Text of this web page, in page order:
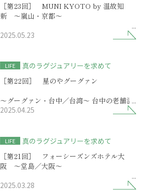
［第23回］ MUNI KYOTO by 温故知
新 ～嵐山・京都～
京都の名所嵐山にひっそりと佇む
2025.05.23
LIFE
真のラグジュアリーを求めて
［第22回］ 星のやグーグァン
～グーグァン・台中／台湾～ 台中の老舗温
泉地にキラリ！
2025.04.25
LIFE
真のラグジュアリーを求めて
［第21回］ フォーシーズンズホテル大
阪 ～堂島／大阪～
船の帆が象られたラグジュアリーホテルの
2025.03.28